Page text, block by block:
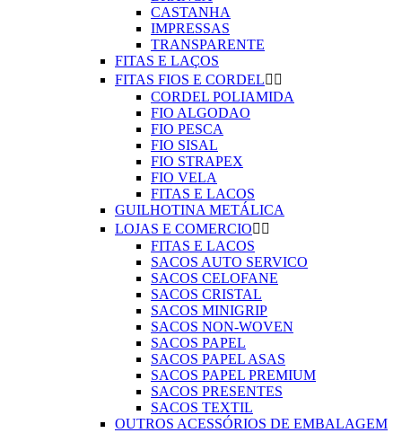
CASTANHA
IMPRESSAS
TRANSPARENTE
FITAS E LAÇOS
FITAS FIOS E CORDEL 
CORDEL POLIAMIDA
FIO ALGODAO
FIO PESCA
FIO SISAL
FIO STRAPEX
FIO VELA
FITAS E LACOS
GUILHOTINA METÁLICA
LOJAS E COMERCIO 
FITAS E LACOS
SACOS AUTO SERVICO
SACOS CELOFANE
SACOS CRISTAL
SACOS MINIGRIP
SACOS NON-WOVEN
SACOS PAPEL
SACOS PAPEL ASAS
SACOS PAPEL PREMIUM
SACOS PRESENTES
SACOS TEXTIL
OUTROS ACESSÓRIOS DE EMBALAGEM